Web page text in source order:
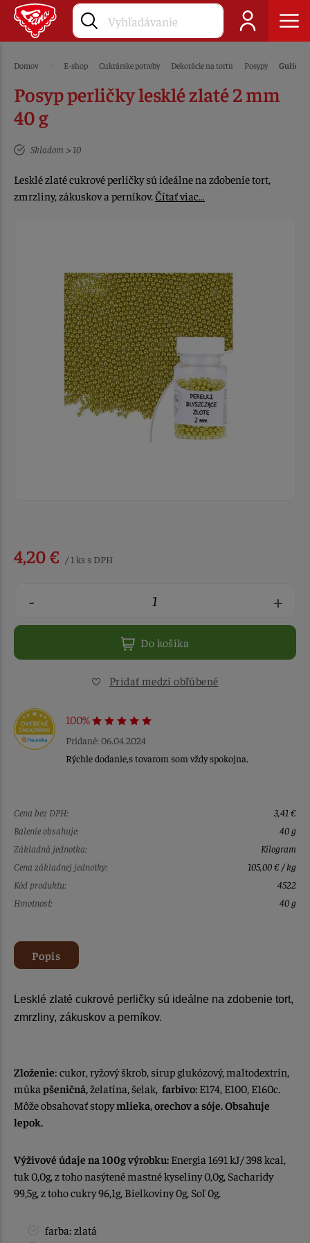
Domov E-shop Cukrárske potreby Dekorácie na tortu Posypy Guličky
Posyp perličky lesklé zlaté 2 mm
40 g
Skladom > 10
Lesklé zlaté cukrové perličky sú ideálne na zdobenie tort,
zmrzliny, zákuskov a perníkov.Čítať viac…
4,20 € / 1 ks s DPH
- +
Do košíka
Pridať medzi obľúbené
100%
Pridané: 06.04.2024
Rýchle dodanie,s tovarom som vždy spokojna.
Cena bez DPH:
3,41 €
Balenie obsahuje:
40 g
Základná jednotka:
Kilogram
Cena základnej jednotky:
105,00 € / kg
Kód produktu:
4522
Hmotnosť:
40 g
Popis
Lesklé zlaté cukrové perličky sú ideálne na zdobenie tort,
zmrzliny, zákuskov a perníkov.
Zloženie: cukor, ryžový škrob, sirup glukózový, maltodextrín,
múka pšeničná, želatína, šelak, farbivo: E174, E100, E160c.
Môže obsahovať stopymlieka, orechov a sóje. Obsahuje
lepok.
Výživové údaje na 100g výrobku: Energia 1691 kJ/ 398 kcal,
tuk 0,0g, z toho nasýtené mastné kyseliny 0,0g, Sacharidy
99,5g, z toho cukry 96,1g, Bielkoviny 0g, Soľ 0g.
farba: zlatá